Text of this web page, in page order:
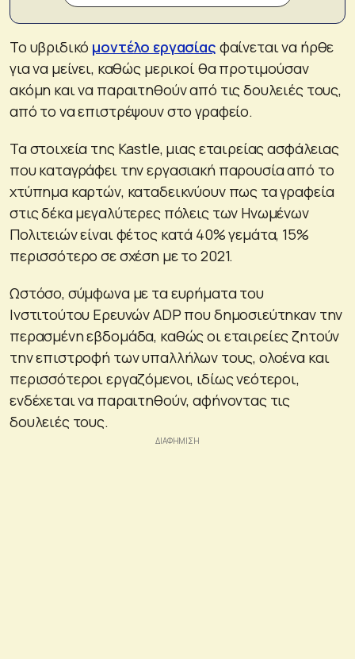
Το υβριδικό μοντέλο εργασίας φαίνεται να ήρθε
για να μείνει, καθώς μερικοί θα προτιμούσαν
ακόμη και να παραιτηθούν από τις δουλειές τους,
από το να επιστρέψουν στο γραφείο.
Τα στοιχεία της Kastle, μιας εταιρείας ασφάλειας
που καταγράφει την εργασιακή παρουσία από το
χτύπημα καρτών, καταδεικνύουν πως τα γραφεία
στις δέκα μεγαλύτερες πόλεις των Ηνωμένων
Πολιτειών είναι φέτος κατά 40% γεμάτα, 15%
περισσότερο σε σχέση με το 2021.
Ωστόσο, σύμφωνα με τα ευρήματα του
Ινστιτούτου Ερευνών ADP που δημοσιεύτηκαν την
περασμένη εβδομάδα, καθώς οι εταιρείες ζητούν
την επιστροφή των υπαλλήλων τους, ολοένα και
περισσότεροι εργαζόμενοι, ιδίως νεότεροι,
ενδέχεται να παραιτηθούν, αφήνοντας τις
δουλειές τους.